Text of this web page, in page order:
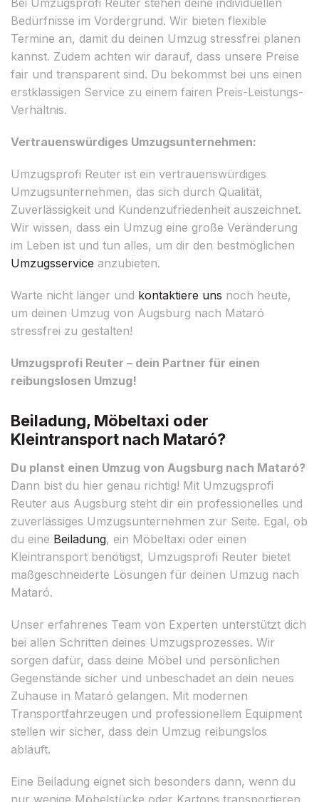
Bedürfnisse im Vordergrund. Wir bieten flexible
Termine an, damit du deinen Umzug stressfrei planen
kannst. Zudem achten wir darauf, dass unsere Preise
fair und transparent sind. Du bekommst bei uns einen
erstklassigen Service zu einem fairen Preis-Leistungs-
Verhältnis.
Vertrauenswürdiges Umzugsunternehmen:
Umzugsprofi Reuter ist ein vertrauenswürdiges
Umzugsunternehmen, das sich durch Qualität,
Zuverlässigkeit und Kundenzufriedenheit auszeichnet.
Wir wissen, dass ein Umzug eine große Veränderung
im Leben ist und tun alles, um dir den bestmöglichen
Umzugsservice anzubieten.
Warte nicht länger und kontaktiere uns noch heute,
um deinen Umzug von Augsburg nach Mataró
stressfrei zu gestalten!
Umzugsprofi Reuter – dein Partner für einen
reibungslosen Umzug!
Beiladung, Möbeltaxi oder
Kleintransport nach Mataró?
Du planst einen Umzug von Augsburg nach Mataró?
Dann bist du hier genau richtig! Mit Umzugsprofi
Reuter aus Augsburg steht dir ein professionelles und
zuverlässiges Umzugsunternehmen zur Seite. Egal, ob
du eine Beiladung, ein Möbeltaxi oder einen
Kleintransport benötigst, Umzugsprofi Reuter bietet
maßgeschneiderte Lösungen für deinen Umzug nach
Mataró.
Unser erfahrenes Team von Experten unterstützt dich
bei allen Schritten deines Umzugsprozesses. Wir
sorgen dafür, dass deine Möbel und persönlichen
Gegenstände sicher und unbeschadet an dein neues
Zuhause in Mataró gelangen. Mit modernen
Transportfahrzeugen und professionellem Equipment
stellen wir sicher, dass dein Umzug reibungslos
abläuft.
Eine Beiladung eignet sich besonders dann, wenn du
nur wenige Möbelstücke oder Kartons transportieren